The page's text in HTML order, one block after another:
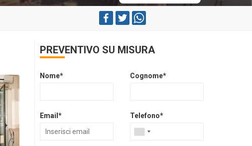
PREVENTIVO SU MISURA
Nome* Cognome*
Email* Telefono*